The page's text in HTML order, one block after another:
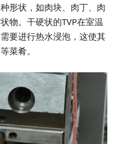
形状，如肉块、肉丁、肉
物。干硬状的TVP在室温
要进行热水浸泡，这使其
菜肴。